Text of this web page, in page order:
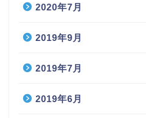
2020年7月
2019年9月
2019年7月
2019年6月